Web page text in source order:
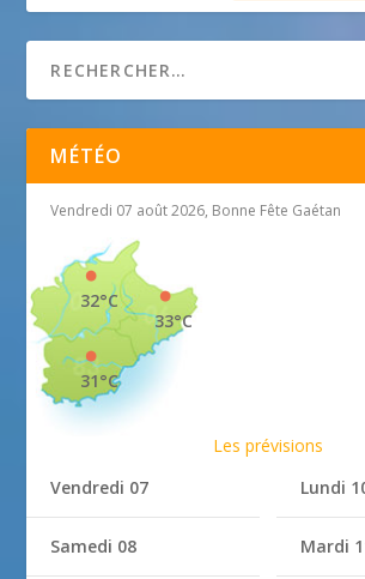
MÉTÉO
Vendredi 07 août 2026, Bonne Fête Gaétan
33°C
32°C
31°C
Les prévisions
Vendredi 07
Samedi 08
Lundi
Mardi